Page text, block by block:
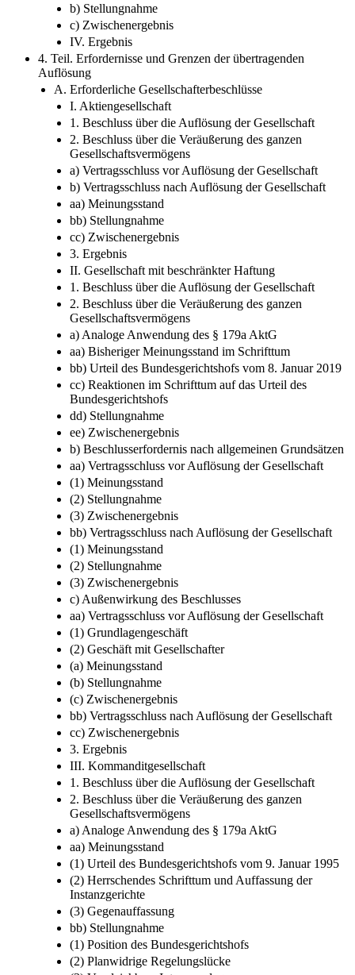
b) Stellungnahme
c) Zwischenergebnis
IV. Ergebnis
4. Teil. Erfordernisse und Grenzen der übertragenden
Auflösung
A. Erforderliche Gesellschafterbeschlüsse
I. Aktiengesellschaft
1. Beschluss über die Auflösung der Gesellschaft
2. Beschluss über die Veräußerung des ganzen
Gesellschaftsvermögens
a) Vertragsschluss vor Auflösung der Gesellschaft
b) Vertragsschluss nach Auflösung der Gesellschaft
aa) Meinungsstand
bb) Stellungnahme
cc) Zwischenergebnis
3. Ergebnis
II. Gesellschaft mit beschränkter Haftung
1. Beschluss über die Auflösung der Gesellschaft
2. Beschluss über die Veräußerung des ganzen
Gesellschaftsvermögens
a) Analoge Anwendung des § 179a AktG
aa) Bisheriger Meinungsstand im Schrifttum
bb) Urteil des Bundesgerichtshofs vom 8. Januar 2019
cc) Reaktionen im Schrifttum auf das Urteil des
Bundesgerichtshofs
dd) Stellungnahme
ee) Zwischenergebnis
b) Beschlusserfordernis nach allgemeinen Grundsätzen
aa) Vertragsschluss vor Auflösung der Gesellschaft
(1) Meinungsstand
(2) Stellungnahme
(3) Zwischenergebnis
bb) Vertragsschluss nach Auflösung der Gesellschaft
(1) Meinungsstand
(2) Stellungnahme
(3) Zwischenergebnis
c) Außenwirkung des Beschlusses
aa) Vertragsschluss vor Auflösung der Gesellschaft
(1) Grundlagengeschäft
(2) Geschäft mit Gesellschafter
(a) Meinungsstand
(b) Stellungnahme
(c) Zwischenergebnis
bb) Vertragsschluss nach Auflösung der Gesellschaft
cc) Zwischenergebnis
3. Ergebnis
III. Kommanditgesellschaft
1. Beschluss über die Auflösung der Gesellschaft
2. Beschluss über die Veräußerung des ganzen
Gesellschaftsvermögens
a) Analoge Anwendung des § 179a AktG
aa) Meinungsstand
(1) Urteil des Bundesgerichtshofs vom 9. Januar 1995
(2) Herrschendes Schrifttum und Auffassung der
Instanzgerichte
(3) Gegenauffassung
bb) Stellungnahme
(1) Position des Bundesgerichtshofs
(2) Planwidrige Regelungslücke